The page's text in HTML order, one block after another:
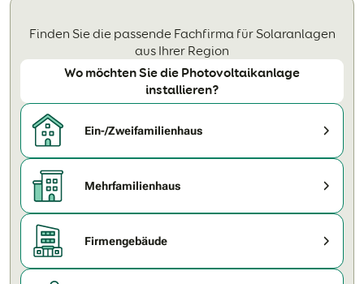
Finden Sie die passende Fachfirma für Solaranlagen
aus Ihrer Region
Wo möchten Sie die Photovoltaikanlage
installieren?
Ein-/Zweifamilienhaus
Mehrfamilienhaus
Firmengebäude